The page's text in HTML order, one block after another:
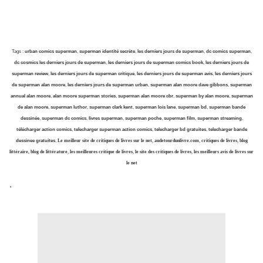
Tags : urban comics superman,superman identité secrète, les derniers jours de superman, dc comics superman,
dc cosmics les derniers jours de superman, les derniers jours de superman comics book, les derniers jours de
superman review, les derniers jours de superman critique, les derniers jours de superman avis, les derniers jours
de superman alan moore, les derniers jours de superman urban, superman alan moore dave gibbons, superman
annual alan moore, alan moore superman stories, superman alan moore cbr, superman by alan moore, superman
de alan moore, superman luthor, superman clark kent, superman lois lane, superman bd , superman bande
dessinée, superman dc comics, livres superman, superman poche, superman film, superman streaming,
télécharger action comics, telecharger superman action comics, telecharger bd gratuites, telecharger bande
dessinee gratuites, Le meilleur site de critiques de livres sur le net, audetourdunlivre.com,critiques de livres, blog
littéraire, blog de littérature, les meilleures critique de livres, le site des critiques de livres, les meilleurs avis de livres sur
le net